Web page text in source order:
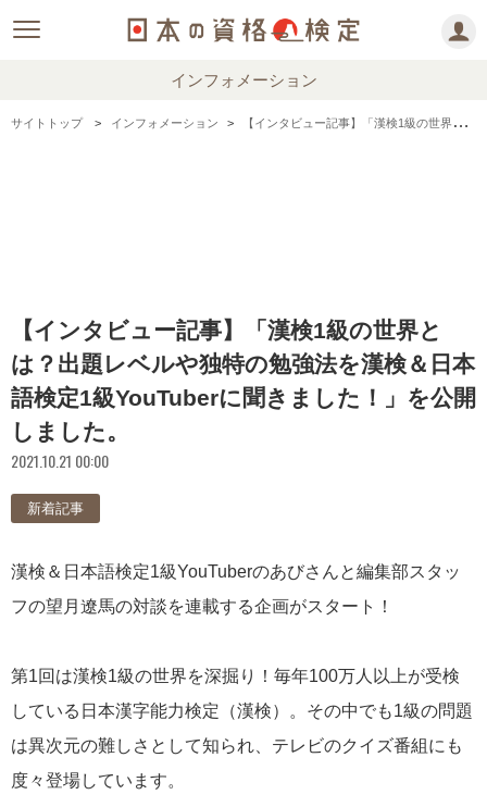
インフォメーション
サイトトップ インフォメーション 【インタビュー記事】「漢検1級の世界とは？出題レベルや独特の勉強法を漢検＆日本語検定1級YouTuberに聞きました！」を公開しました。
【インタビュー記事】「漢検1級の世界と
は？出題レベルや独特の勉強法を漢検＆日本
語検定1級YouTuberに聞きました！」を公開
しました。
2021.10.21 00:00
新着記事
漢検＆日本語検定1級YouTuberのあびさんと編集部スタッ
フの望月遼馬の対談を連載する企画がスタート！
第1回は漢検1級の世界を深掘り！毎年100万人以上が受検
している日本漢字能力検定（漢検）。その中でも1級の問題
は異次元の難しさとして知られ、テレビのクイズ番組にも
度々登場しています。